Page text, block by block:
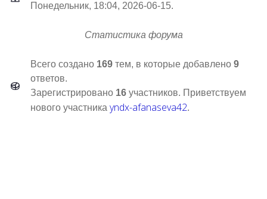
Понедельник, 18:04, 2026-06-15.
Статистика форума
Всего создано 169 тем, в которые добавлено 9
ответов.
Зарегистрировано 16 участников. Приветствуем
нового участника yndx-afanaseva42.